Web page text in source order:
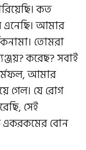
কত
এনেছি। আমার
তোমরা
করেছ? সবাই
আমার
গেল। যে রোগ
সেই
একরকমের বোন